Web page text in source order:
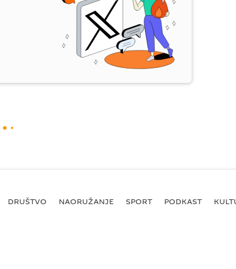
DRUŠTVO NAORUŽANJE SPORT PODKAST